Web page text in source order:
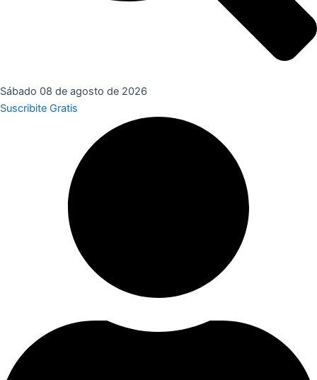
Sábado 08 de agosto de 2026
Suscribite Gratis